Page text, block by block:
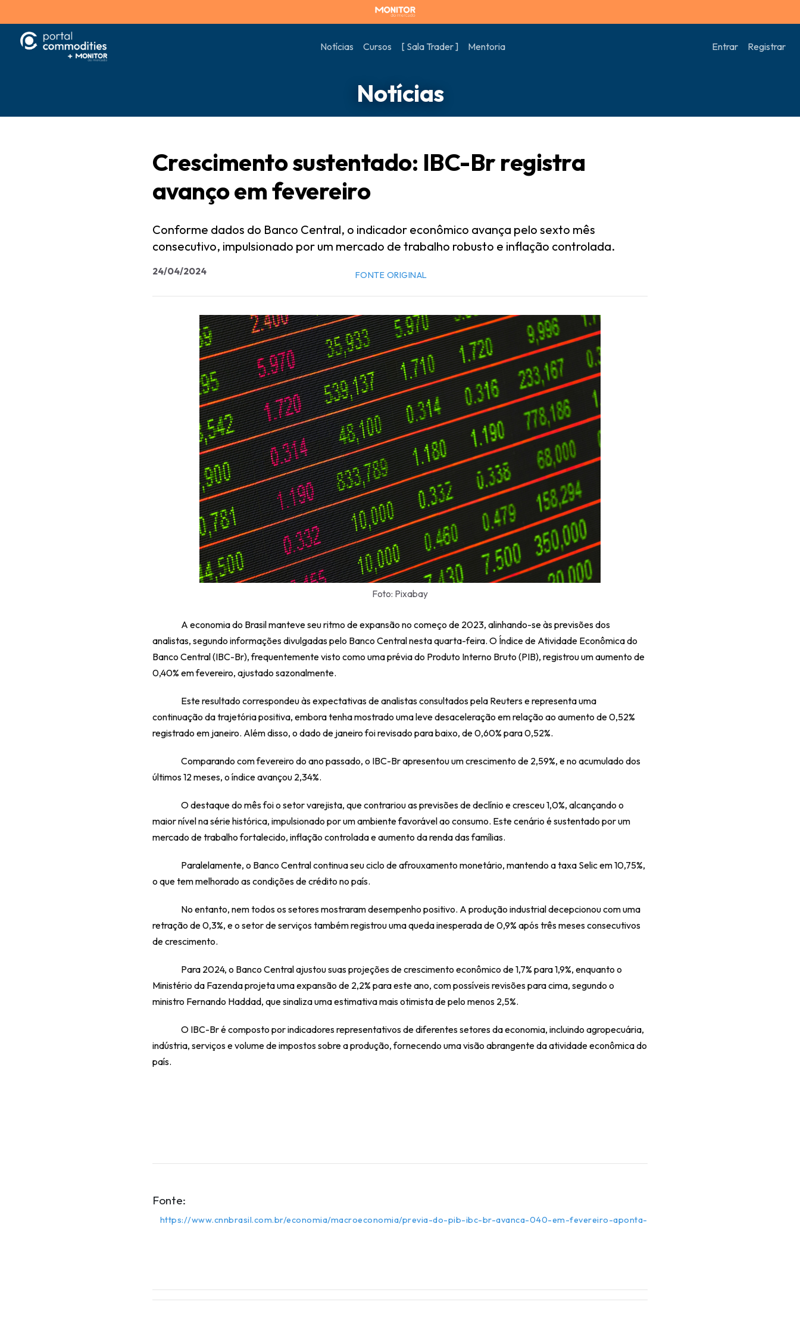
Notícias Cursos [ Sala Trader ] Mentoria Entrar Registrar
Notícias
Crescimento sustentado: IBC-Br registra
avanço em fevereiro
Conforme dados do Banco Central, o indicador econômico avança pelo sexto mês
consecutivo, impulsionado por um mercado de trabalho robusto e inflação controlada.
24/04/2024 FONTE ORIGINAL
Foto: Pixabay
A economia do Brasil manteve seu ritmo de expansão no começo de 2023, alinhando-se às previsões dos
analistas, segundo informações divulgadas pelo Banco Central nesta quarta-feira. O Índice de Atividade Econômica do
Banco Central (IBC-Br), frequentemente visto como uma prévia do Produto Interno Bruto (PIB), registrou um aumento de
0,40% em fevereiro, ajustado sazonalmente.
Este resultado correspondeu às expectativas de analistas consultados pela Reuters e representa uma
continuação da trajetória positiva, embora tenha mostrado uma leve desaceleração em relação ao aumento de 0,52%
registrado em janeiro. Além disso, o dado de janeiro foi revisado para baixo, de 0,60% para 0,52%.
Comparando com fevereiro do ano passado, o IBC-Br apresentou um crescimento de 2,59%, e no acumulado dos
últimos 12 meses, o índice avançou 2,34%.
O destaque do mês foi o setor varejista, que contrariou as previsões de declínio e cresceu 1,0%, alcançando o
maior nível na série histórica, impulsionado por um ambiente favorável ao consumo. Este cenário é sustentado por um
mercado de trabalho fortalecido, inflação controlada e aumento da renda das famílias.
Paralelamente, o Banco Central continua seu ciclo de afrouxamento monetário, mantendo a taxa Selic em 10,75%,
o que tem melhorado as condições de crédito no país.
No entanto, nem todos os setores mostraram desempenho positivo. A produção industrial decepcionou com uma
retração de 0,3%, e o setor de serviços também registrou uma queda inesperada de 0,9% após três meses consecutivos
de crescimento.
Para 2024, o Banco Central ajustou suas projeções de crescimento econômico de 1,7% para 1,9%, enquanto o
Ministério da Fazenda projeta uma expansão de 2,2% para este ano, com possíveis revisões para cima, segundo o
ministro Fernando Haddad, que sinaliza uma estimativa mais otimista de pelo menos 2,5%.
O IBC-Br é composto por indicadores representativos de diferentes setores da economia, incluindo agropecuária,
indústria, serviços e volume de impostos sobre a produção, fornecendo uma visão abrangente da atividade econômica do
país.
Fonte:
https://www.cnnbrasil.com.br/economia/macroeconomia/previa-do-pib-ibc-br-avanca-040-em-fevereiro-aponta-bc/